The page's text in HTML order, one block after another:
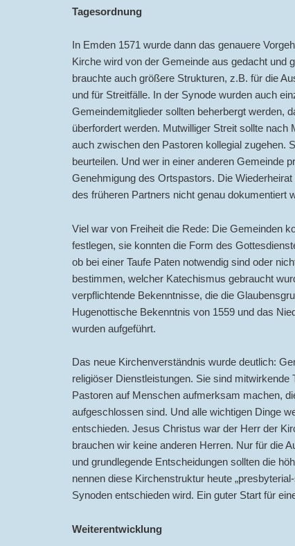
Tagesordnung
In Emden 1571 wurde dann das genauere
Kirche wird von der Gemeinde aus gedacht und
brauchte auch größere Strukturen, z.B. für die
und für Streitfälle. In der Synode wurden auch
Gemeindemitglieder sollten beherbergt werden,
überfordert werden. Mutwilliger Streit sollte
auch zwischen den Pastoren kollegial zugehen.
beurteilen. Und wer in einer anderen Gemeinde
Genehmigung des Ortspastors. Die
des früheren Partners nicht genau dokumentiert
Viel war von Freiheit die Rede: Die Gemeinden
festlegen, sie konnten die Form des
ob bei einer Taufe Paten notwendig sind oder
bestimmen, welcher Katechismus gebraucht
verpflichtende Bekenntnisse, die die
Hugenottische Bekenntnis von 1559 und das
wurden aufgeführt.
Das neue Kirchenverständnis wurde deutlich:
religiöser Dienstleistungen. Sie sind mitwirkende
Pastoren auf Menschen aufmerksam machen,
aufgeschlossen sind. Und alle wichtigen Dinge
entschieden. Jesus Christus war der Herr der
brauchen wir keine anderen Herren. Nur für die
und grundlegende Entscheidungen sollten die
nennen diese Kirchenstruktur heute
Synoden entschieden wird. Ein guter Start für
Weiterentwicklung